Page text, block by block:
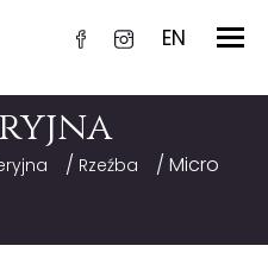
EN
/ Rzeźba
/ Micro